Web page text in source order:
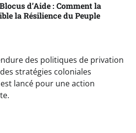
d’Aide : Comment la
la Résilience du Peuple
des politiques de privation
stratégies coloniales
lancé pour une action